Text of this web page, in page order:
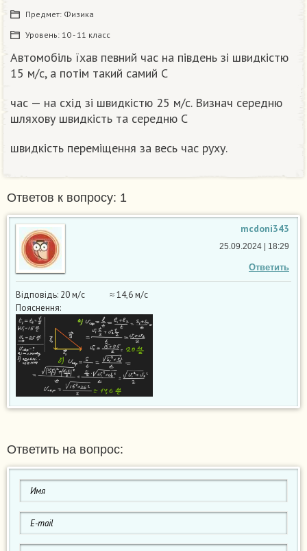
Предмет: Физика
Уровень: 10 - 11 класс
Автомобіль їхав певний час на південь зі швидкістю
15 м/c, а потім такий самий C
час — на схід зі швидкістю 25 м/c. Визнач середню
шляхову швидкість та середню C
швидкість переміщення за весь час руху.
Ответов к вопросу: 1
mcdoni343
Ответить
25.09.2024 | 18:29
Відповідь: 20 м/c ≈ 14,6 м/c
Пояснення:
Ответить на вопрос: